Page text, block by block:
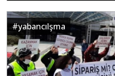
#yabancılşma